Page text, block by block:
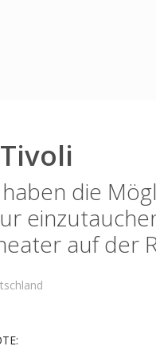
die
auf der